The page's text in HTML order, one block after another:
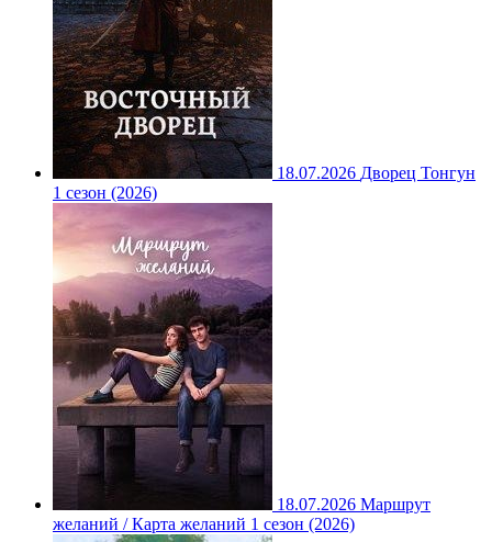
18.07.2026 Дворец Тонгун
1 сезон (2026)
18.07.2026 Маршрут
желаний / Карта желаний 1 сезон (2026)